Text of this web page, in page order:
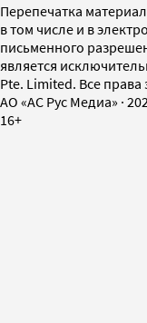
Перепечатка
в том числе и в
письменного
является
Pte. Limited. Все
AO «АС Рус Медиа» ·
16+